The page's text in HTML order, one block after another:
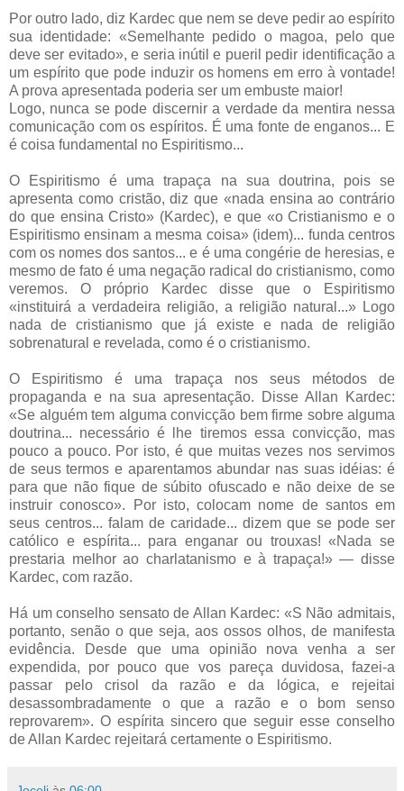
Por outro lado, diz Kardec que nem se deve pedir ao espírito
sua identidade: «Semelhante pedido o magoa, pelo que
deve ser evitado», e seria inútil e pueril pedir identificação a
um espírito que pode induzir os homens em erro à vontade!
A prova apresentada poderia ser um embuste maior!
Logo, nunca se pode discernir a verdade da mentira nessa
comunicação com os espíritos. É uma fonte de enganos... E
é coisa fundamental no Espiritismo...
O Espiritismo é uma trapaça na sua doutrina, pois se
apresenta como cristão, diz que «nada ensina ao contrário
do que ensina Cristo» (Kardec), e que «o Cristianismo e o
Espiritismo ensinam a mesma coisa» (idem)... funda centros
com os nomes dos santos... e é uma congérie de heresias, e
mesmo de fato é uma negação radical do cristianismo, como
veremos. O próprio Kardec disse que o Espiritismo
«instituirá a verdadeira religião, a religião natural...» Logo
nada de cristianismo que já existe e nada de religião
sobrenatural e revelada, como é o cristianismo.
O Espiritismo é uma trapaça nos seus métodos de
propaganda e na sua apresentação. Disse Allan Kardec:
«Se alguém tem alguma convicção bem firme sobre alguma
doutrina... necessário é lhe tiremos essa convicção, mas
pouco a pouco. Por isto, é que muitas vezes nos servimos
de seus termos e aparentamos abundar nas suas idéias: é
para que não fique de súbito ofuscado e não deixe de se
instruir conosco». Por isto, colocam nome de santos em
seus centros... falam de caridade... dizem que se pode ser
católico e espírita... para enganar ou trouxas! «Nada se
prestaria melhor ao charlatanismo e à trapaça!» — disse
Kardec, com razão.
Há um conselho sensato de Allan Kardec: «S Não admitais,
portanto, senão o que seja, aos ossos olhos, de manifesta
evidência. Desde que uma opinião nova venha a ser
expendida, por pouco que vos pareça duvidosa, fazei-a
passar pelo crisol da razão e da lógica, e rejeitai
desassombradamente o que a razão e o bom senso
reprovarem». O espírita sincero que seguir esse conselho
de Allan Kardec rejeitará certamente o Espiritismo.